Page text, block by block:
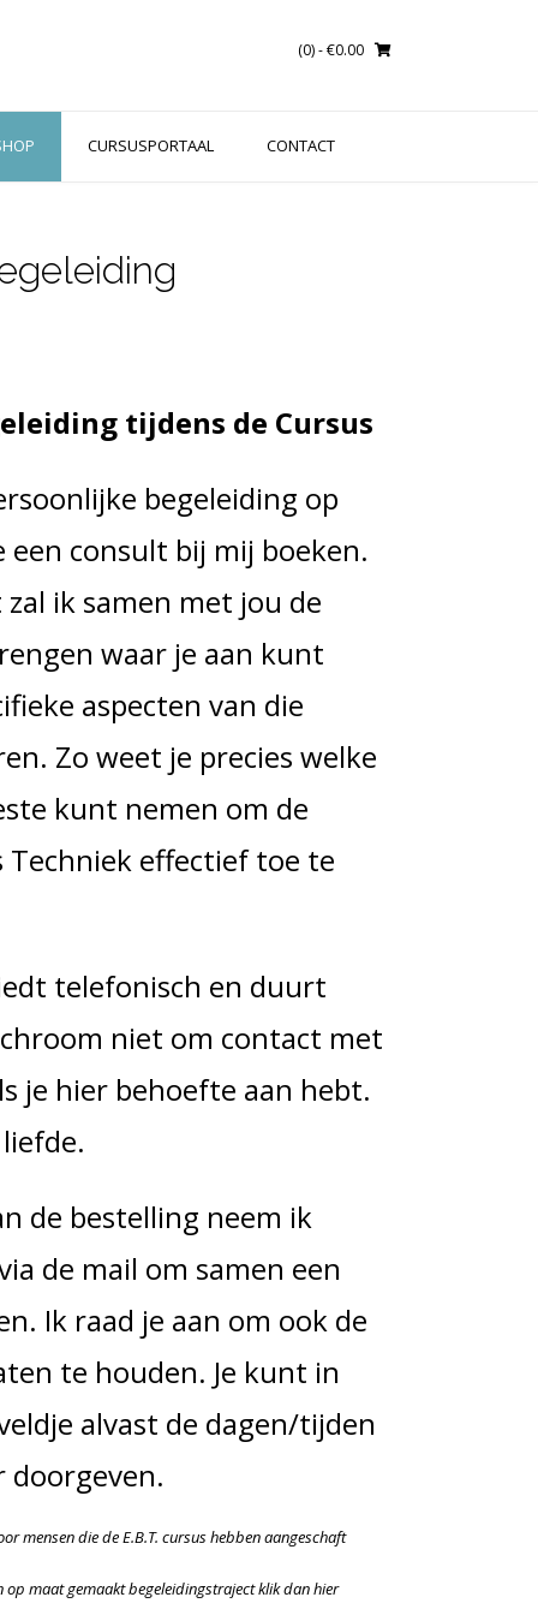
(0)- €0.00
CURSUSPORTAAL CONTACT
tijdens de Cursus
begeleiding op
een consult bij mij boeken.
ik samen met jou de
waar je aan kunt
aspecten van die
Zo weet je precies welke
kunt nemen om de
Techniek effectief toe te
telefonisch en duurt
niet om contact met
je hier behoefte aan hebt.
de bestelling neem ik
de mail om samen een
Ik raad je aan om ook de
te houden. Je kunt in
alvast de dagen/tijden
doorgeven.
mensen die de E.B.T. cursus hebben aangeschaft
op maat gemaakt begeleidingstraject klik dan hier